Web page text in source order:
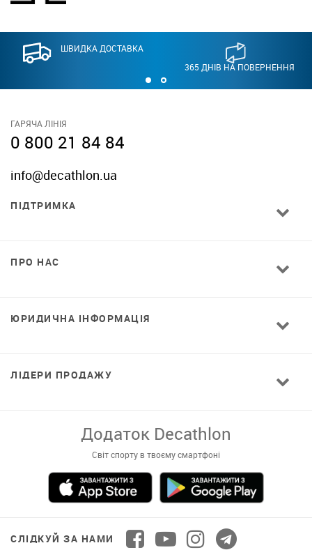
ШВИДКА ДОСТАВКА
365 ДНІВ НА ПОВЕРНЕННЯ
ГАРЯЧА ЛІНІЯ
0 800 21 84 84
info@decathlon.ua
ПІДТРИМКА
ПРО НАС
ЮРИДИЧНА ІНФОРМАЦІЯ
ЛІДЕРИ ПРОДАЖУ
Додаток Decathlon
Світ спорту в твоєму смартфоні
СЛІДКУЙ ЗА НАМИ